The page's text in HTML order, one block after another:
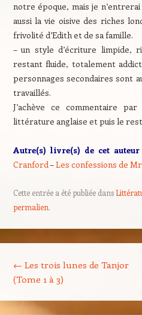
notre époque, mais je
aussi la vie oisive des riches
frivolité d’Edith et de sa famille.
– un style d’écriture limpide,
restant fluide, totalement
personnages secondaires sont
travaillés.
J’achève ce commentaire
littérature anglaise et puis le
Autre(s) livre(s) de cet
Cranford–Les confessions de
Cette entrée a été publiée dans
permalien.
← Les trois lunes de Tanjor
(Tome 1 à 3)